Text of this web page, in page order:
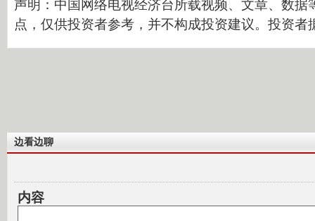
声明：中国网络电视经济台所载视频、文章、数据
点，仅供投资者参考，并不构成投资建议。投资者
边看边聊
内容